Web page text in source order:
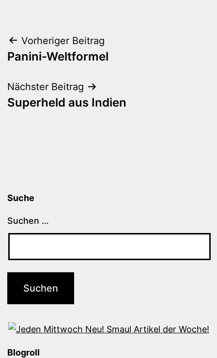
Beitragsnavigation
Vorheriger Beitrag
Panini-Weltformel
Nächster Beitrag
Superheld aus Indien
Suche
Suchen …
Blogroll